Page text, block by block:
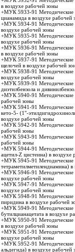
в воздухе рабочей зоны
+МУК 5933-91 Методические
цианамида в воздухе рабочей
+МУК 5934-91 Методические
воздухе рабочей зоны
+МУК 5935-91 Методические
воздухе рабочей зоны
+МУК 5936-91 Методические
в воздухе рабочей зоны
+МУК 5937-91 Методические
щелочей в воздухе рабочей
+МУК 5938-91 Методические
воздухе рабочей зоны
+МУК 5939-91 Методические
диэтилбензола и
+МУК 5940-91 Методические
рабочей зоны
+МУК 5941-91 Методические
кето-5- (1''-
воздухе рабочей зоны
+МУК 5942-91 Методические
рабочей зоны
+МУК 5943-91 Методические
рабочей зоны
+МУК 5944-91 Методические
ацетил-Z цистеина) в воздухе
+МУК 5945-91 Методические
тетраметилметилендиамина)
+МУК 5946-91 Методические
воздухе рабочей зоны
+МУК 5947-91 Методические
воздухе рабочей зоны
+МУК 5948-91 Методические
пиридина в воздухе рабочей
+МУК 5949-91 Методические
бутилцианацетата в воздухе
+МУК 5950-91 Методические
в воздухе рабочей зоны
+МУК 5951-91 Методические
воздухе рабочей зоны
+МУК 5952-91 Методические
альдегида) в воздухе рабочей